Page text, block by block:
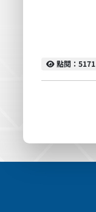
點閱
點閱：5171